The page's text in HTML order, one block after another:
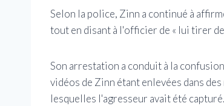
Selon la police, Zinn a continué à
tout en disant à l'officier de « lui tirer
Son arrestation a conduit à la
vidéos de Zinn étant enlevées dans
lesquelles l'agresseur avait été capturé.